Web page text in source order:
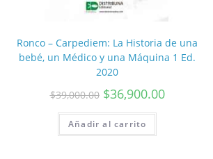
Ronco – Carpediem: La Historia de una
bebé, un Médico y una Máquina 1 Ed.
2020
$39,000.00 $36,900.00
Añadir al carrito